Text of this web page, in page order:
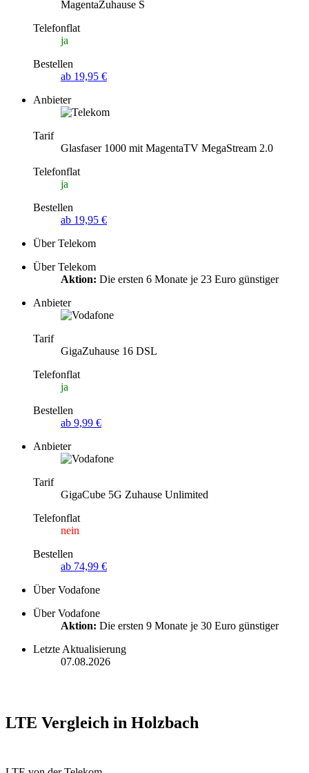
MagentaZuhause S
Telefonflat
ja
Bestellen
ab 19,95 €
Anbieter
Tarif
Glasfaser 1000 mit MagentaTV MegaStream 2.0
Telefonflat
ja
Bestellen
ab 19,95 €
Über Telekom
Über Telekom
Aktion: Die ersten 6 Monate je 23 Euro günstiger
Anbieter
Tarif
GigaZuhause 16 DSL
Telefonflat
ja
Bestellen
ab 9,99 €
Anbieter
Tarif
GigaCube 5G Zuhause Unlimited
Telefonflat
nein
Bestellen
ab 74,99 €
Über Vodafone
Über Vodafone
Aktion: Die ersten 9 Monate je 30 Euro günstiger
Letzte Aktualisierung
07.08.2026
LTE Vergleich in Holzbach